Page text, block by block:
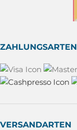
ZAHLUNGSARTEN
VERSANDARTEN